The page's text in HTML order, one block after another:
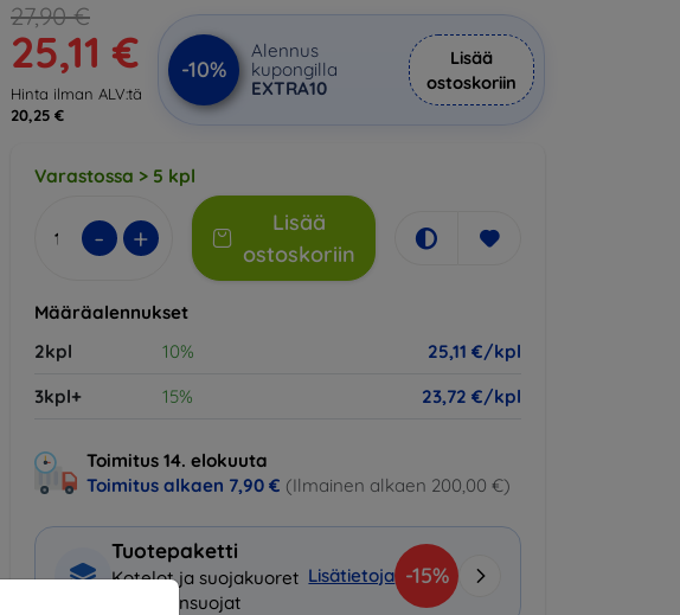
27,90 €
25,11 €
Hinta ilman ALV:tä
20,25 €
-10%
Alennus
kupongilla
EXTRA10
Lisää
ostoskoriin
Varastossa > 5 kpl
- +
Lisää
ostoskoriin
Määräalennukset
2kpl
10%
25,11 €/kpl
3kpl+
15% 23,72 €/kpl
Toimitus 14. elokuuta
Toimitus alkaen 7,90 € (Ilmainen alkaen 200,00 €)
Tuotepaketti
Kotelot ja suojakuoret
+ Näytönsuojat
Lisätietoja -15%